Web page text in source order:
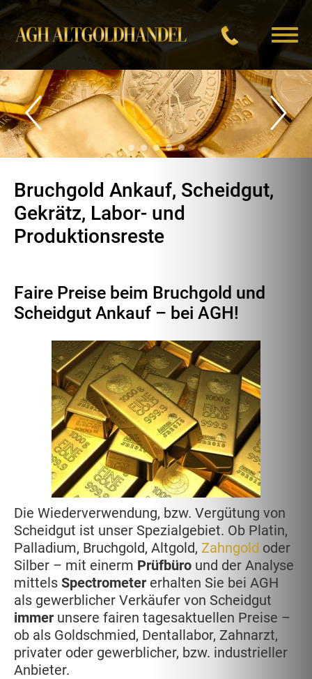
Sprung
zum
Inhalt
Bruchgold Ankauf, Scheidgut,
Gekrätz, Labor- und
Produktionsreste
Faire Preise beim Bruchgold und
Scheidgut Ankauf – bei AGH!
Die Wiederverwendung, bzw. Vergütung von
Scheidgut ist unser Spezialgebiet. Ob Platin,
Palladium, Bruchgold, Altgold, Zahngold oder
Silber – mit einerm Prüfbüro und der Analyse
mittels Spectrometer erhalten Sie bei AGH
als gewerblicher Verkäufer von Scheidgut
immer unsere fairen tagesaktuellen Preise –
ob als Goldschmied, Dentallabor, Zahnarzt,
privater oder gewerblicher, bzw. industrieller
Anbieter.